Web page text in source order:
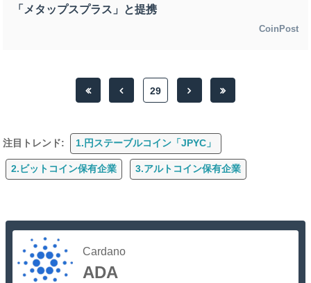
「メタップスプラス」と提携
CoinPost
29
注目トレンド: 1.円ステーブルコイン「JPYC」
2.ビットコイン保有企業 3.アルトコイン保有企業
Cardano
ADA